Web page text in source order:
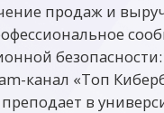
продаж и
безопасности:
канал «Топ
в